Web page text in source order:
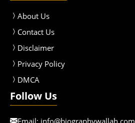
About Us
Contact Us
Disclaimer
Privacy Policy
DMCA
Follow Us
Email: info@biographywallah.com